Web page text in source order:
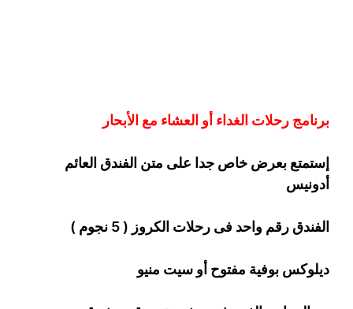
برنامج رحلات الغداء أو العشاء مع الأبحار
إستمتع بعرض خاص جدا على متن الفندق العائم
أدونيس
الفندق رقم واحد فى رحلات الكروز ( 5 نجوم )
ديلوكس بوفية مفتوح أو سيت منيو